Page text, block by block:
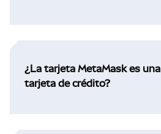
¿La tarjeta MetaMask es una
tarjeta de crédito?